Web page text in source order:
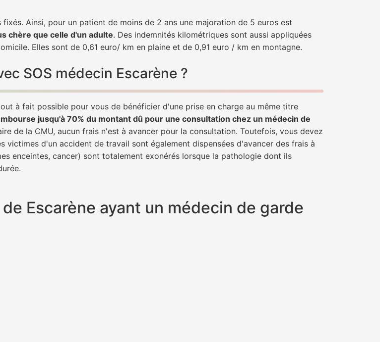
Ainsi, pour un patient de moins de 2 ans une majoration de 5 euros est
chère que celle d'un adulte. Des indemnités kilométriques sont aussi appliquées
Elles sont de 0,61 euro/ km en plaine et de 0,91 euro / km en montagne.
SOS médecin Escarène ?
à fait possible pour vous de bénéficier d'une prise en charge au même titre
jusqu'à 70% du montant dû pour une consultation chez un médecin de
de la CMU, aucun frais n'est à avancer pour la consultation. Toutefois, vous devez
d'un accident de travail sont également dispensées d'avancer des frais à
enceintes, cancer) sont totalement exonérés lorsque la pathologie dont ils
Escarène ayant un médecin de garde